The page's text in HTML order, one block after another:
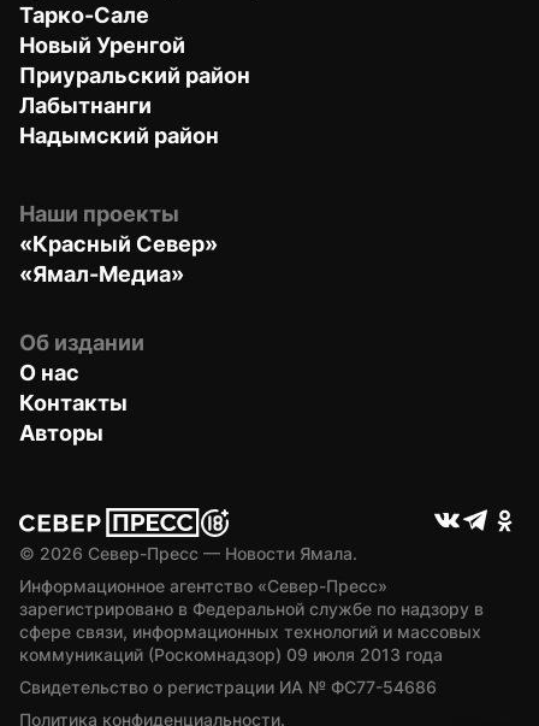
Тарко-Сале
Новый Уренгой
Приуральский район
Лабытнанги
Надымский район
Наши проекты
«Красный Север»
«Ямал-Медиа»
Об издании
О нас
Контакты
Авторы
© 2026 Север-Пресс — Новости Ямала.
Информационное агентство «Север-Пресс»
зарегистрировано в Федеральной службе по надзору в
сфере связи, информационных технологий и массовых
коммуникаций (Роскомнадзор) 09 июля 2013 года
Свидетельство о регистрации ИА № ФС77-54686
Политика конфиденциальности.